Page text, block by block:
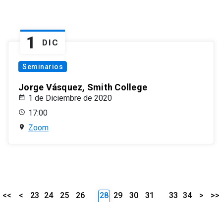
1 DIC
Seminarios
Jorge Vásquez, Smith College
1 de Diciembre de 2020
17:00
Zoom
<< < 23 24 25
26
28 29 30
31
33 34 > >>